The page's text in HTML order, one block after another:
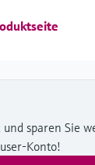
sparen Sie
Konto!